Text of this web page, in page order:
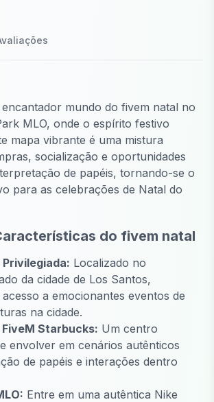
mundo do fivem natal no
MLO, onde o espírito festivo
mapa vibrante é uma mistura
socialização e oportunidades
de papéis, tornando-se o
para as celebrações de Natal do
do fivem natal
Localizado no
da cidade de Los Santos,
a emocionantes eventos de
na cidade.
Starbucks: Um centro
envolver em cenários autênticos
de papéis e interações dentro
Entre em uma autêntica Nike